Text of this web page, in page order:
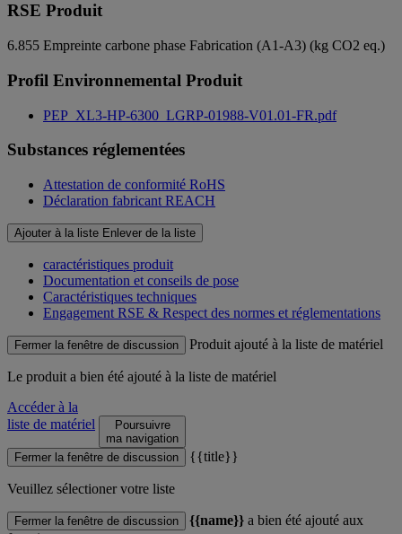
RSE Produit
6.855 Empreinte carbone phase Fabrication (A1-A3) (kg CO2 eq.)
Profil Environnemental Produit
PEP_XL3-HP-6300_LGRP-01988-V01.01-FR.pdf
Substances réglementées
Attestation de conformité RoHS
Déclaration fabricant REACH
Ajouter à la liste Enlever de la liste
caractéristiques produit
Documentation et conseils de pose
Caractéristiques techniques
Engagement RSE & Respect des normes et réglementations
Fermer la fenêtre de discussion Produit ajouté à la liste de matériel
Le produit a bien été ajouté à la liste de matériel
Accéder à la
liste de matériel
Poursuivre
ma navigation
Fermer la fenêtre de discussion
{{title}}
Veuillez sélectioner votre liste
Fermer la fenêtre de discussion {{name}} a bien été ajouté aux